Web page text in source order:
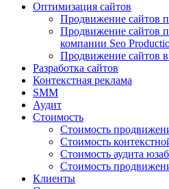
Оптимизация сайтов
Продвижение сайтов
Продвижение сайтов
компании Seo
Продвижение сайтов
Разработка сайтов
Контекстная реклама
SMM
Аудит
Стоимость
Стоимость
Стоимость
Стоимость аудита
Стоимость
Клиенты